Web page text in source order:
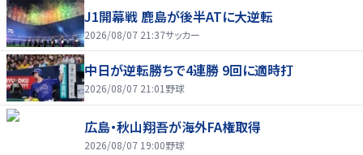
J1開幕戦 鹿島が後半ATに大逆転
2026/08/07 21:37サッカー
中日が逆転勝ちで4連勝 9回に適時打
2026/08/07 21:01 野球
広島・秋山翔吾が海外FA権取得
2026/08/07 19:00野球